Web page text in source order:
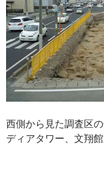
西側から見た調査区
ディアタワー、文翔館